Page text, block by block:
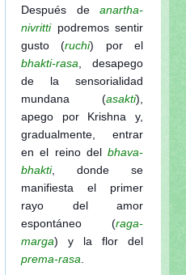
Después de anartha-
nivrittipodremos sentir
gusto (ruchi) por el
bhakti-rasa, desapego
de la sensorialidad
mundana (asakti),
apego por Krishna y,
gradualmente, entrar
en el reino del bhava-
bhakti, donde se
manifiesta el primer
rayo del amor
espontáneo (raga-
marga) y la flor del
prema-rasa.